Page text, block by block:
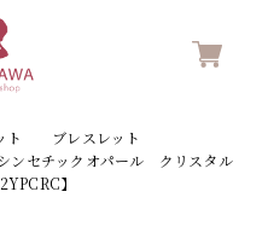
ト
ブレスレット
ンセチックオパール クリスタル
】